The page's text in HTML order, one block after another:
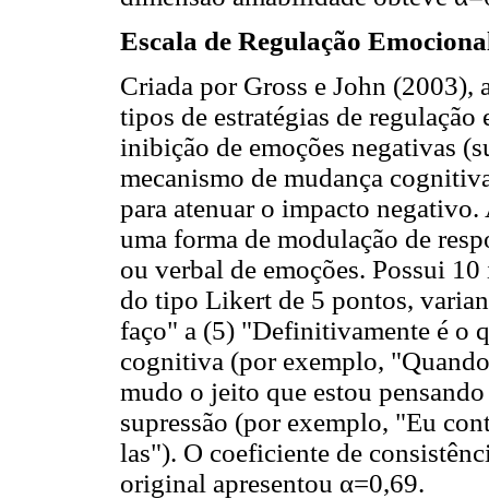
Escala de Regulação
Criada por Gross e John (2003),
tipos de estratégias de
inibição de emoções negativas
mecanismo de mudança
para atenuar o impacto
uma forma de modulação de
ou verbal de emoções. Possui
do tipo Likert de 5 pontos,
faço" a (5) "Definitivamente é o
cognitiva (por exemplo,
mudo o jeito que estou
supressão (por exemplo, "Eu
las"). O coeficiente de
original apresentou α=0,69.